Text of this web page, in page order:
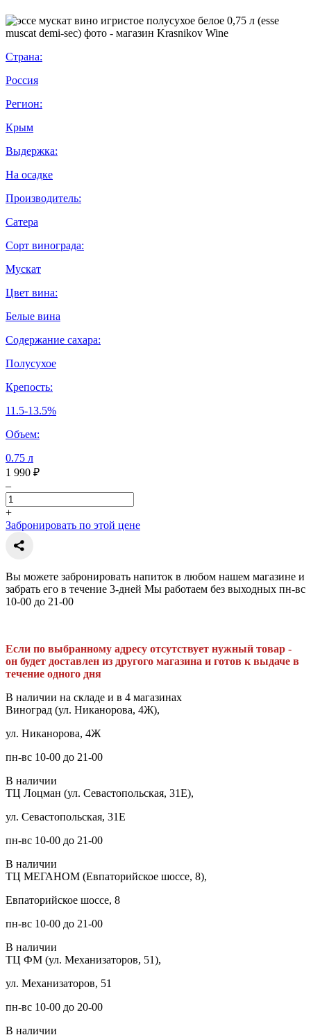
Страна:
Россия
Регион:
Крым
Выдержка:
На осадке
Производитель:
Сатера
Сорт винограда:
Мускат
Цвет вина:
Белые вина
Содержание сахара:
Полусухое
Крепость:
11.5-13.5%
Объем:
0.75 л
1 990 ₽
–
+
Забронировать по этой цене
Вы можете забронировать напиток в любом нашем магазине и
забрать его в течение 3-дней Мы работаем без выходных пн-вс
10-00 до 21-00
Если по выбранному адресу отсутствует нужный товар -
он будет доставлен из другого магазина и готов к выдаче в
течение одного дня
В наличии на складе и в 4 магазинах
Виноград (ул. Никанорова, 4Ж),
ул. Никанорова, 4Ж
пн-вс 10-00 до 21-00
В наличии
ТЦ Лоцман (ул. Севастопольская, 31Е),
ул. Севастопольская, 31Е
пн-вс 10-00 до 21-00
В наличии
ТЦ МЕГАНОМ (Евпаторийское шоссе, 8),
Евпаторийское шоссе, 8
пн-вс 10-00 до 21-00
В наличии
ТЦ ФМ (ул. Механизаторов, 51),
ул. Механизаторов, 51
пн-вс 10-00 до 20-00
В наличии